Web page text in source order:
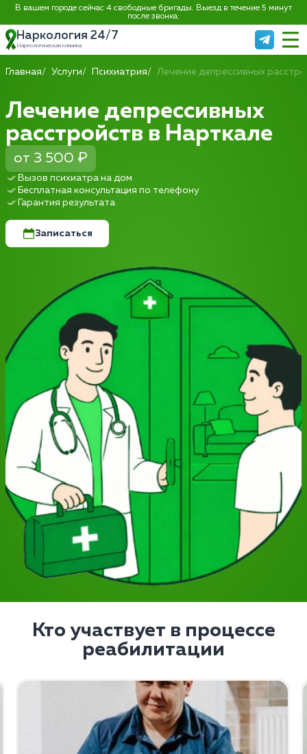
В вашем городе сейчас 4 свободные бригады. Выезд в течение 5 минут
после звонка:
Наркология 24/7
Наркологическая клиника
Главная Услуги Психиатрия Лечение депрессивных
Лечение депрессивных
расстройств в Нарткале
от 3 500 ₽
Вызов психиатра на дом
Бесплатная консультация по телефону
Гарантия результата
Записаться
Кто участвует в процессе
реабилитации